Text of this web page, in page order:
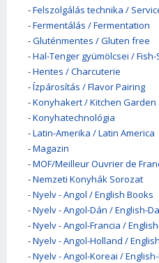
-Felszolgálás technika /
-Fermentálás / Fermentation
-Gluténmentes / Gluten free
-Hal-Tenger gyümölcsei /
-Hentes / Charcuterie
-Ízpárosítás / Flavor Pairing
-Konyhakert / Kitchen Garden
-Konyhatechnológia
-Latin-Amerika / Latin America
-Magazin
-MOF/Meilleur Ouvrier de
-Nemzeti Konyhák Sorozat
-Nyelv - Angol / English Books
-Nyelv - Angol-Dán / English-
-Nyelv - Angol-Francia /
-Nyelv - Angol-Holland /
-Nyelv - Angol-Koreai /